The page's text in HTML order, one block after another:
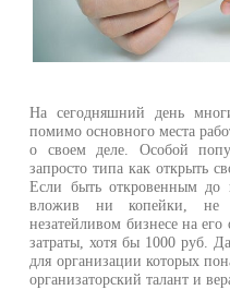
На сегодняшний день
помимо основного места
о своем деле. Особой
запросто типа как открыть
Если быть откровенным до
вложив ни копейки, не
незатейливом бизнесе на
затраты, хотя бы 1000 руб.
для организации которых
организаторский талант и